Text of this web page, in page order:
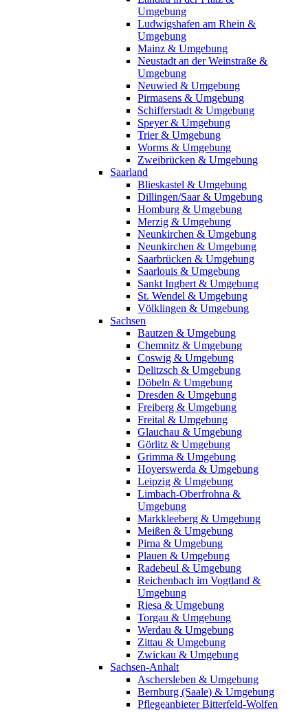
Umgebung
Ludwigshafen am Rhein &
Umgebung
Mainz & Umgebung
Neustadt an der Weinstraße &
Umgebung
Neuwied & Umgebung
Pirmasens & Umgebung
Schifferstadt & Umgebung
Speyer & Umgebung
Trier & Umgebung
Worms & Umgebung
Zweibrücken & Umgebung
Saarland
Blieskastel & Umgebung
Dillingen/Saar & Umgebung
Homburg & Umgebung
Merzig & Umgebung
Neunkirchen & Umgebung
Neunkirchen & Umgebung
Saarbrücken & Umgebung
Saarlouis & Umgebung
Sankt Ingbert & Umgebung
St. Wendel & Umgebung
Völklingen & Umgebung
Sachsen
Bautzen & Umgebung
Chemnitz & Umgebung
Coswig & Umgebung
Delitzsch & Umgebung
Döbeln & Umgebung
Dresden & Umgebung
Freiberg & Umgebung
Freital & Umgebung
Glauchau & Umgebung
Görlitz & Umgebung
Grimma & Umgebung
Hoyerswerda & Umgebung
Leipzig & Umgebung
Limbach-Oberfrohna &
Umgebung
Markkleeberg & Umgebung
Meißen & Umgebung
Pirna & Umgebung
Plauen & Umgebung
Radebeul & Umgebung
Reichenbach im Vogtland &
Umgebung
Riesa & Umgebung
Torgau & Umgebung
Werdau & Umgebung
Zittau & Umgebung
Zwickau & Umgebung
Sachsen-Anhalt
Aschersleben & Umgebung
Bernburg (Saale) & Umgebung
Pflegeanbieter Bitterfeld-Wolfen